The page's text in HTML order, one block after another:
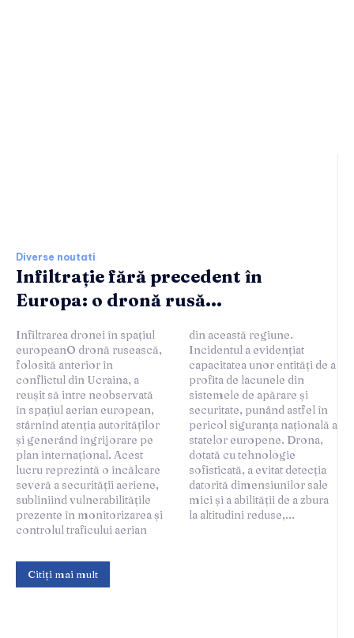
Diverse noutati
Infiltrație fără precedent în
Europa: o dronă rusă...
Infiltrarea dronei în spațiul
europeanO dronă rusească,
folosită anterior în
conflictul din Ucraina, a
reușit să intre neobservată
în spațiul aerian european,
stârnind atenția autorităților
și generând îngrijorare pe
plan internațional. Acest
lucru reprezintă o încălcare
severă a securității aeriene,
subliniind vulnerabilitățile
prezente în monitorizarea și
controlul traficului aerian
din această regiune.
Incidentul a evidențiat
capacitatea unor entități de a
profita de lacunele din
sistemele de apărare și
securitate, punând astfel în
pericol siguranța națională a
statelor europene. Drona,
dotată cu tehnologie
sofisticată, a evitat detecția
datorită dimensiunilor sale
mici și a abilității de a zbura
la altitudini reduse,...
Citiți mai mult